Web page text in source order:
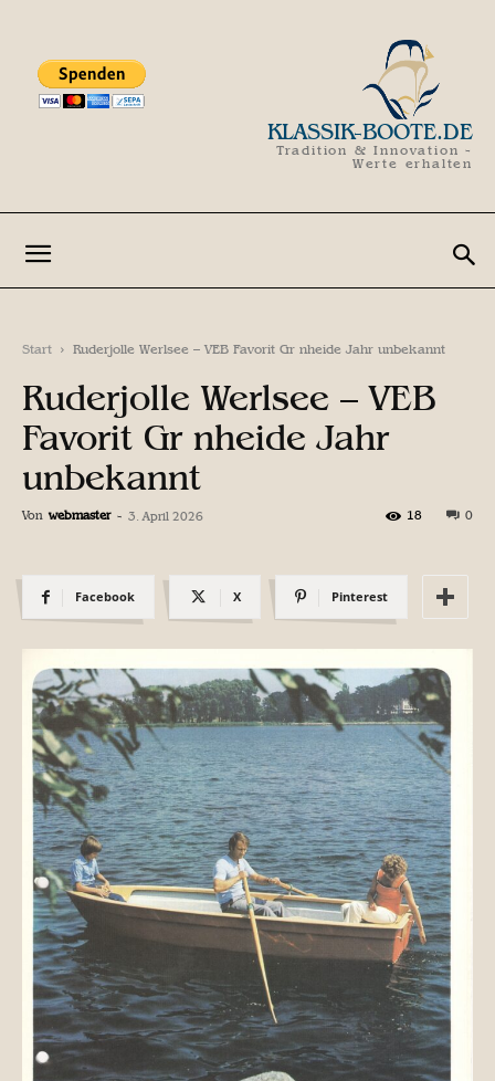
KLASSIK-BOOTE.DE
Tradition & Innovation -
Werte erhalten
Start Ruderjolle Werlsee – VEB Favorit Gr nheide Jahr unbekannt
Ruderjolle Werlsee – VEB
Favorit Gr nheide Jahr
unbekannt
Von webmaster - 3. April 2026 0
18
Facebook X Pinterest